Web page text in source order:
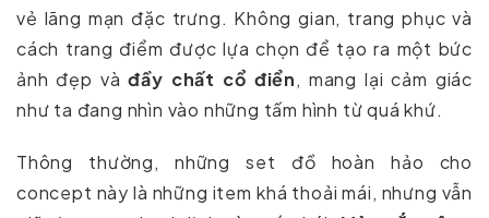
vẻ lãng mạn đặc trưng. Không gian, trang phục và
cách trang điểm được lựa chọn để tạo ra một bức
ảnh đẹp vàđầy chất cổ điển, mang lại cảm giác
như ta đang nhìn vào những tấm hình từ quá khứ.
Thông thường, những set đồ hoàn hảo cho
concept này là những item khá thoải mái, nhưng vẫn